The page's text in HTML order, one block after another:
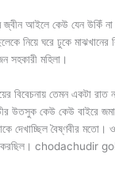
জ্বীন আইলে কেউ যেন উকিঁ
নিয়ে ঘরে ঢুকে মাঝখানের
মহিলা।
বিবেচনায় তেমন একটা রাত
উতসুক কেউ কেউ বাইরে
দেখাচ্ছিল বৈষ্ণবীর মতো।
করছিল। chodachudir